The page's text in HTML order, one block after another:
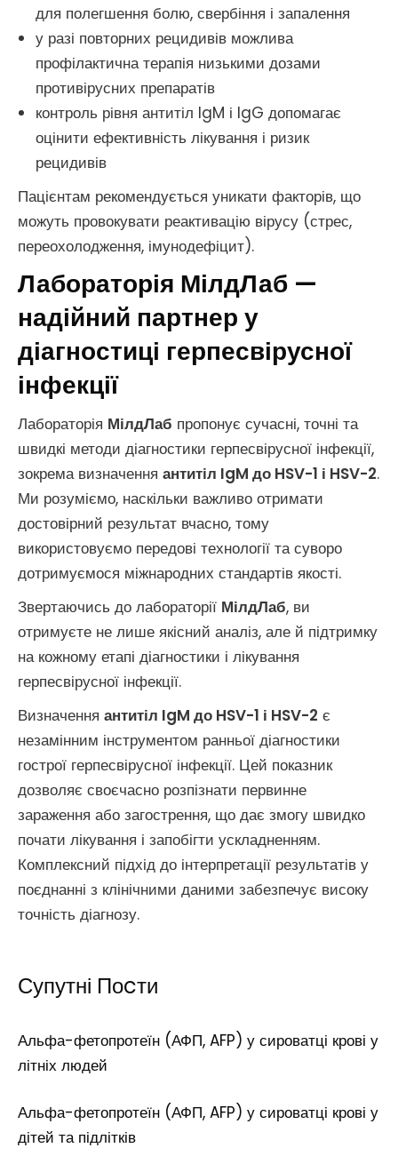
для полегшення болю, свербіння і запалення
у разі повторних рецидивів можлива
профілактична терапія низькими дозами
противірусних препаратів
контроль рівня антитіл IgM і IgG допомагає
оцінити ефективність лікування і ризик
рецидивів
Пацієнтам рекомендується уникати факторів, що
можуть провокувати реактивацію вірусу (стрес,
переохолодження, імунодефіцит).
Лабораторія МілдЛаб —
надійний партнер у
діагностиці герпесвірусної
інфекції
Лабораторія МілдЛаб пропонує сучасні, точні та
швидкі методи діагностики герпесвірусної інфекції,
зокрема визначення антитіл IgM до HSV-1 і HSV-2.
Ми розуміємо, наскільки важливо отримати
достовірний результат вчасно, тому
використовуємо передові технології та суворо
дотримуємося міжнародних стандартів якості.
Звертаючись до лабораторії МілдЛаб, ви
отримуєте не лише якісний аналіз, але й підтримку
на кожному етапі діагностики і лікування
герпесвірусної інфекції.
Визначення антитіл IgM до HSV-1 і HSV-2 є
незамінним інструментом ранньої діагностики
гострої герпесвірусної інфекції. Цей показник
дозволяє своєчасно розпізнати первинне
зараження або загострення, що дає змогу швидко
почати лікування і запобігти ускладненням.
Комплексний підхід до інтерпретації результатів у
поєднанні з клінічними даними забезпечує високу
точність діагнозу.
Супутні Поcти
Альфа-фетопротеїн (АФП, AFP) у сироватці крові у
літніх людей
Альфа-фетопротеїн (АФП, AFP) у сироватці крові у
дітей та підлітків